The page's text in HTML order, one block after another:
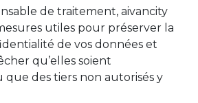
de traitement, aivancity
utiles pour préserver la
de vos données et
qu’elles soient
que des tiers non autorisés y